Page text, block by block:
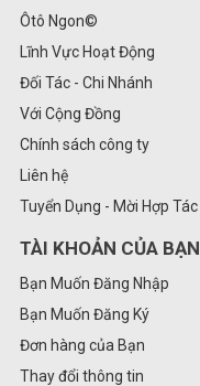
Ôtô Ngon©
Lĩnh Vực Hoạt Động
Đối Tác - Chi Nhánh
Với Cộng Đồng
Chính sách công ty
Liên hệ
Tuyển Dụng - Mời Hợp Tác
TÀI KHOẢN CỦA BẠN
Bạn Muốn Đăng Nhập
Bạn Muốn Đăng Ký
Đơn hàng của Bạn
Thay đổi thông tin